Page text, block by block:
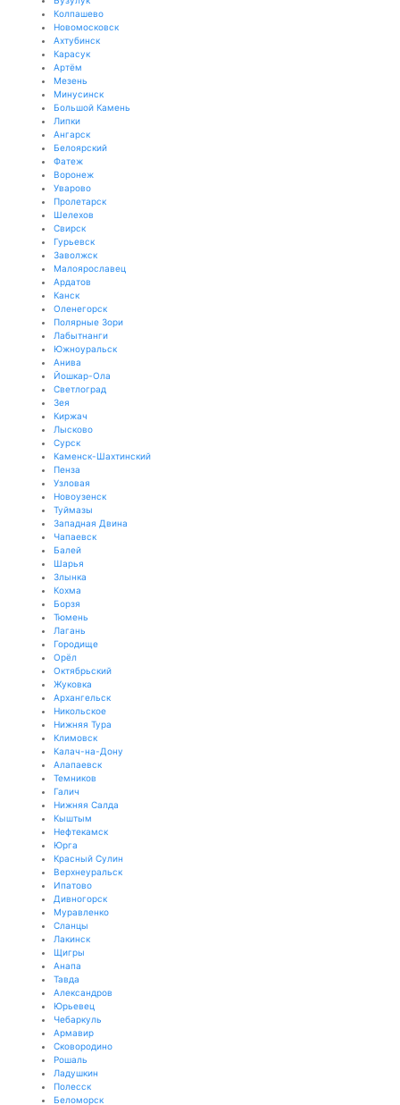
Колпашево
Новомосковск
Ахтубинск
Карасук
Артём
Мезень
Минусинск
Большой Камень
Липки
Ангарск
Белоярский
Фатеж
Воронеж
Уварово
Пролетарск
Шелехов
Свирск
Гурьевск
Заволжск
Малоярославец
Ардатов
Канск
Оленегорск
Полярные Зори
Лабытнанги
Южноуральск
Анива
Йошкар-Ола
Светлоград
Зея
Киржач
Лысково
Сурск
Каменск-Шахтинский
Пенза
Узловая
Новоузенск
Туймазы
Западная Двина
Чапаевск
Балей
Шарья
Злынка
Кохма
Борзя
Тюмень
Лагань
Городище
Орёл
Октябрьский
Жуковка
Архангельск
Никольское
Нижняя Тура
Климовск
Калач-на-Дону
Алапаевск
Темников
Галич
Нижняя Салда
Кыштым
Нефтекамск
Юрга
Красный Сулин
Верхнеуральск
Ипатово
Дивногорск
Муравленко
Сланцы
Лакинск
Щигры
Анапа
Тавда
Александров
Юрьевец
Чебаркуль
Армавир
Сковородино
Рошаль
Ладушкин
Полесск
Беломорск